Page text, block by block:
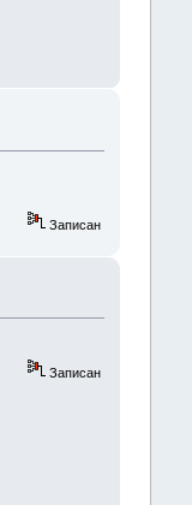
Записан
Записан